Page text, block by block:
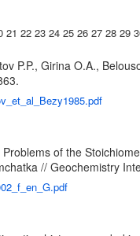
21 22 23 24 25 26 27 28 29
P.P., Girina O.A.,
of the
// Geochemistry